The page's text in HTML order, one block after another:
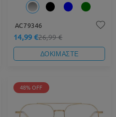
AC79346
14,99 €26,99 €
ΔΟΚΙΜΑΣΤΕ
48% OFF